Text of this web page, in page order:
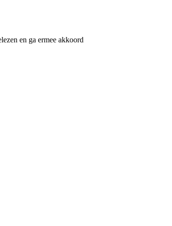
en ga ermee akkoord